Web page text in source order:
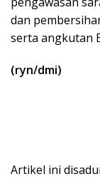
dan
serta angkutan
(ryn/dmi)
Artikel ini